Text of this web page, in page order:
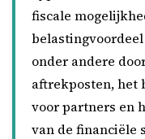
fiscale
onder andere
aftrekposten, het
voor partners en
van de financiële